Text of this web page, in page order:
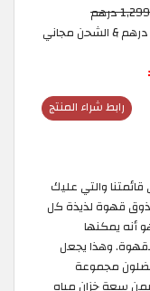
درهم
رابط شراء المنتج
والتي عليك
قهوة لذيذة كل
أنه يمكنها
وهذا يجعل
مجموعة
سعة خزان مياه